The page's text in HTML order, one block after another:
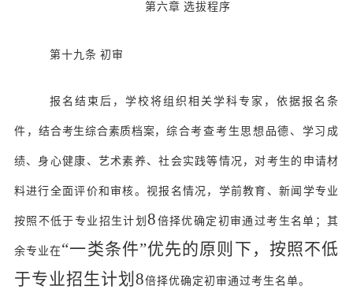
第六章 选拔程序
第十九条 初审
报名结束后，学校将组织相关学科专家，依据报名条
件，结合考生综合素质档案，综合考查考生思想品德、学习成
绩、身心健康、艺术素养、社会实践等情况，对考生的申请材
料进行全面评价和审核。视报名情况，学前教育、新闻学专业
按照不低于专业招生计划8 倍择优确定初审通过考生名单；其
余专业在“一类条件”优先的原则下，按照不低
于专业招生计划 8倍择优确定初审通过考生名单。